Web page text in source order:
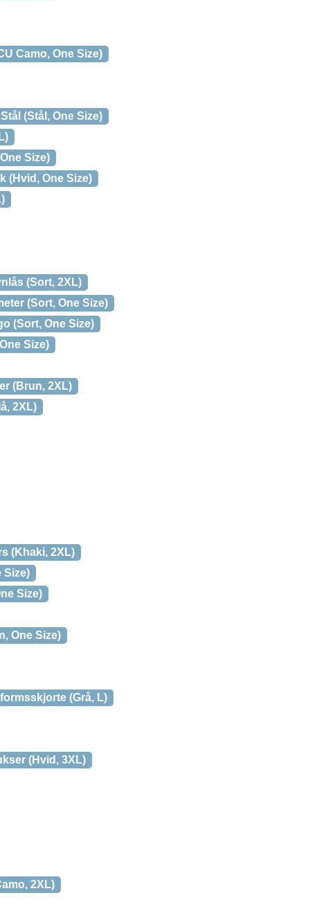
Camo, One Size)
(Stål, One Size)
Size)
(Hvid, One Size)
(Sort, 2XL)
(Sort, One Size)
(Sort, One Size)
Size)
(Brun, 2XL)
2XL)
(Khaki, 2XL)
Size)
Size)
One Size)
(Grå, L)
(Hvid, 3XL)
2XL)